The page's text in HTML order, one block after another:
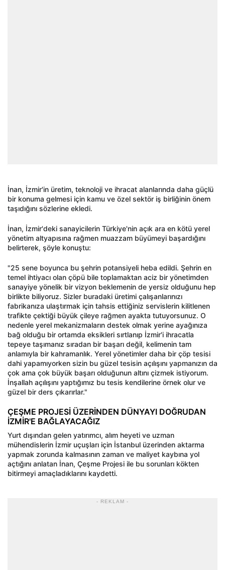
İnan, İzmir'in üretim, teknoloji ve ihracat alanlarında daha güçlü
bir konuma gelmesi için kamu ve özel sektör iş birliğinin önem
taşıdığını sözlerine ekledi.
İnan, İzmir'deki sanayicilerin Türkiye'nin açık ara en kötü yerel
yönetim altyapısına rağmen muazzam büyümeyi başardığını
belirterek, şöyle konuştu:
"25 sene boyunca bu şehrin potansiyeli heba edildi. Şehrin en
temel ihtiyacı olan çöpü bile toplamaktan aciz bir yönetimden
sanayiye yönelik bir vizyon beklemenin de yersiz olduğunu hep
birlikte biliyoruz. Sizler buradaki üretimi çalışanlarınızı
fabrikanıza ulaştırmak için tahsis ettiğiniz servislerin kilitlenen
trafikte çektiği büyük çileye rağmen ayakta tutuyorsunuz. O
nedenle yerel mekanizmaların destek olmak yerine ayağınıza
bağ olduğu bir ortamda eksikleri sırtlanıp İzmir'i ihracatla
tepeye taşımanız sıradan bir başarı değil, kelimenin tam
anlamıyla bir kahramanlık. Yerel yönetimler daha bir çöp tesisi
dahi yapamıyorken sizin bu güzel tesisin açılışını yapmanızın da
çok ama çok büyük başarı olduğunun altını çizmek istiyorum.
İnşallah açılışını yaptığımız bu tesis kendilerine örnek olur ve
güzel bir ders çıkarırlar."
ÇEŞME PROJESİ ÜZERİNDEN DÜNYAYI DOĞRUDAN
İZMİR'E BAĞLAYACAĞIZ
Yurt dışından gelen yatırımcı, alım heyeti ve uzman
mühendislerin İzmir uçuşları için İstanbul üzerinden aktarma
yapmak zorunda kalmasının zaman ve maliyet kaybına yol
açtığını anlatan İnan, Çeşme Projesi ile bu sorunları kökten
bitirmeyi amaçladıklarını kaydetti.
- REKLAM -